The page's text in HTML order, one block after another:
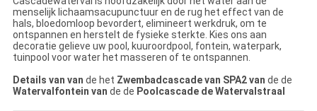
menselijk lichaamsacupunctuur en de rug het effect van de
hals, bloedomloop bevordert, elimineert werkdruk, om te
ontspannen en herstelt de fysieke sterkte. Kies ons aan
decoratie gelieve uw pool, kuuroordpool, fontein, waterpark,
tuinpool voor water het masseren of te ontspannen.
Details van van de het Zwembadcascade van SPA2 van de de
Watervalfontein van de de Poolcascade de Watervalstraal